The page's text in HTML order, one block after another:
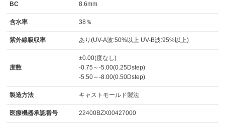
BC 8.6mm
含水率 38％
紫外線吸収率 あり(UV-A波:50%以上 UV-B波:95%以上)
度数
±0.00(度なし)
-0.75～-5.00(0.25Dstep)
-5.50～-8.00(0.50Dstep)
製造方法 キャストモールド製法
医療機器承認番号 22400BZX00427000